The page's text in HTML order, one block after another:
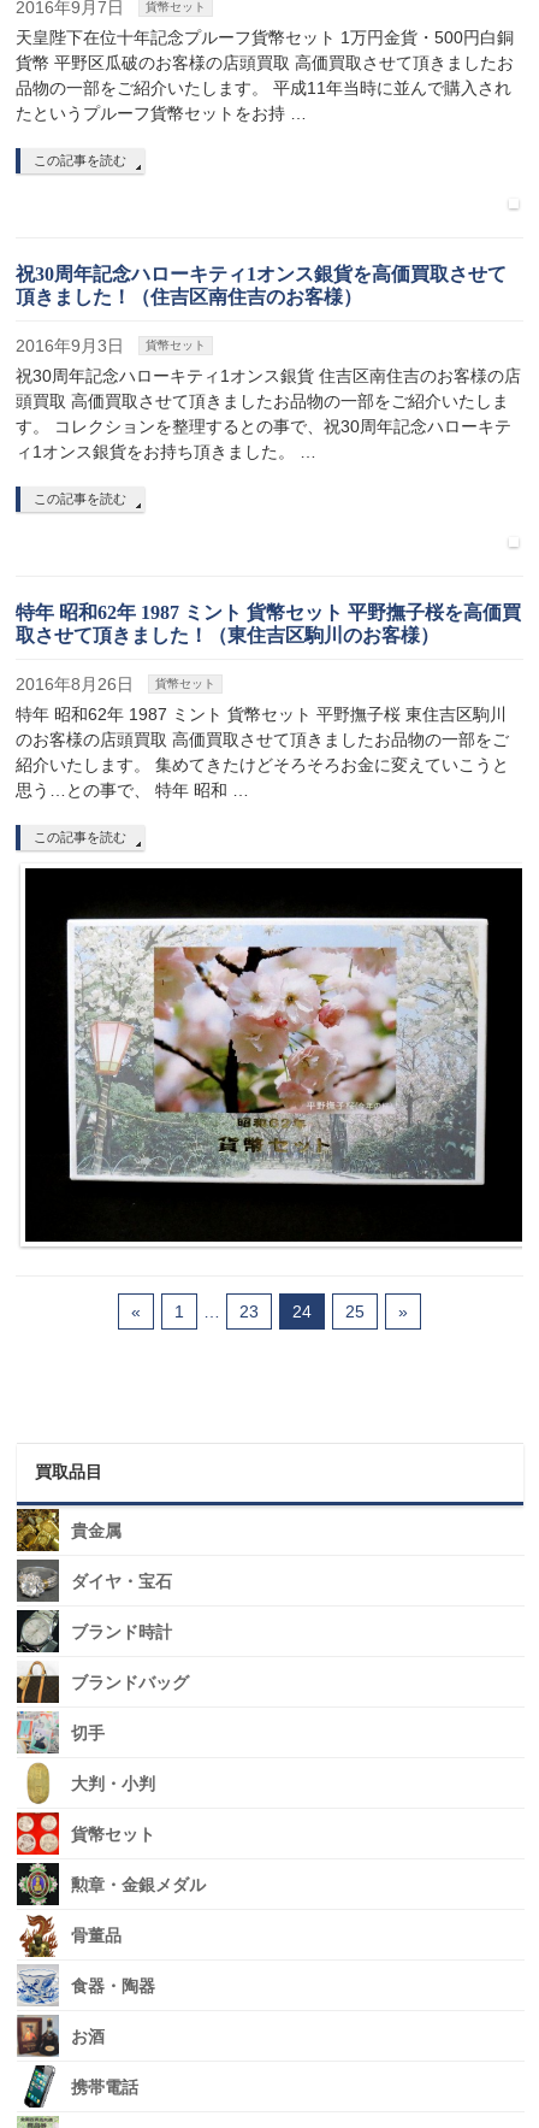
2016年9月7日 貨幣セット
天皇陛下在位十年記念プルーフ貨幣セット 1万円金貨・500円白銅
貨幣 平野区瓜破のお客様の店頭買取 高価買取させて頂きましたお
品物の一部をご紹介いたします。 平成11年当時に並んで購入され
たというプルーフ貨幣セットをお持 …
この記事を読む
祝30周年記念ハローキティ1オンス銀貨を高価買取させて
頂きました！（住吉区南住吉のお客様）
2016年9月3日 貨幣セット
祝30周年記念ハローキティ1オンス銀貨 住吉区南住吉のお客様の店
頭買取 高価買取させて頂きましたお品物の一部をご紹介いたしま
す。 コレクションを整理するとの事で、祝30周年記念ハローキテ
ィ1オンス銀貨をお持ち頂きました。 …
この記事を読む
特年 昭和62年 1987 ミント 貨幣セット 平野撫子桜を高価買
取させて頂きました！（東住吉区駒川のお客様）
2016年8月26日 貨幣セット
特年 昭和62年 1987 ミント 貨幣セット 平野撫子桜 東住吉区駒川
のお客様の店頭買取 高価買取させて頂きましたお品物の一部をご
紹介いたします。 集めてきたけどそろそろお金に変えていこうと
思う…との事で、 特年 昭和 …
この記事を読む
« 1 … 23 24 25 »
買取品目
貴金属
ダイヤ・宝石
ブランド時計
ブランドバッグ
切手
大判・小判
貨幣セット
勲章・金銀メダル
骨董品
食器・陶器
お酒
携帯電話